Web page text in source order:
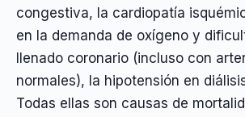
congestiva, la cardiopatía
en la demanda de oxígeno y
llenado coronario (incluso con
normales), la hipotensión en
Todas ellas son causas de